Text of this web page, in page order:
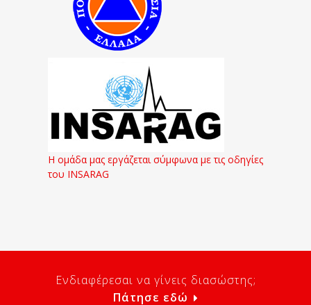
Η ομάδα μας εργάζεται σύμφωνα με τις οδηγίες
του INSARAG
Ενδιαφέρεσαι να γίνεις διασώστης;
Πάτησε εδώ